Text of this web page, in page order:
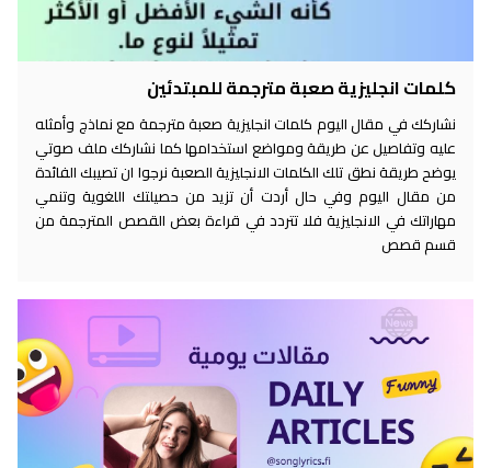
كلمات انجليزية صعبة مترجمة للمبتدئين
نشاركك في مقال اليوم كلمات انجليزية صعبة مترجمة مع نماذج وأمثله
عليه وتفاصيل عن طريقة ومواضع استخدامها كما نشاركك ملف صوتي
يوضح طريقة نطق تلك الكلمات الانجليزية الصعبة نرجوا ان تصيبك الفائدة
من مقال اليوم وفي حال أردت أن تزيد من حصيلتك اللغوية وتنمي
مهاراتك في الانجليزية فلا تتردد في قراءة بعض القصص المترجمة من
قسم قصص